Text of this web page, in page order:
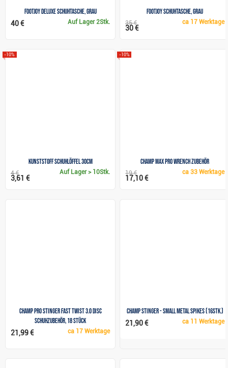
FootJoy Deluxe Schuhtasche, grau
Auf Lager2Stk.
40 €
FootJoy Schuhtasche, grau
ca 17 Werktage
35 €
30 €
Kunststoff Schuhlöffel 30cm
-10%
Auf Lager> 10Stk.
4 €
3,61 €
Champ Max Pro Wrench Zubehör
-10%
ca33 Werktage
19 €
17,10 €
Champ Pro Stinger Fast Twist 3.0 Disc
Schuhzubehör, 18 Stück
ca 17 Werktage
21,99 €
Champ Stinger - Small Metal Spikes (16Stk.)
ca 11 Werktage
21,90 €